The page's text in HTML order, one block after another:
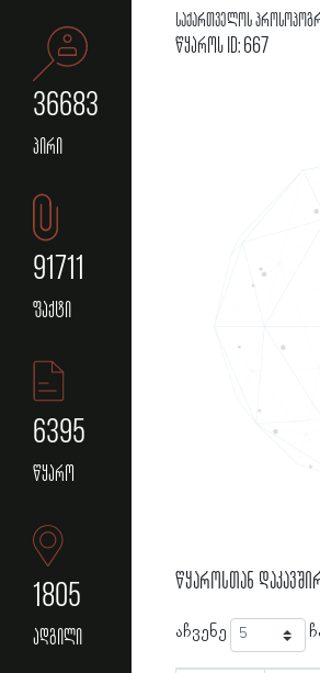
36683
პირი
91711
ფაქტი
6395
წყარო
1805
ადგილი
საქართველოს
წყაროს ID: 667
წყაროსთან
აჩვენე